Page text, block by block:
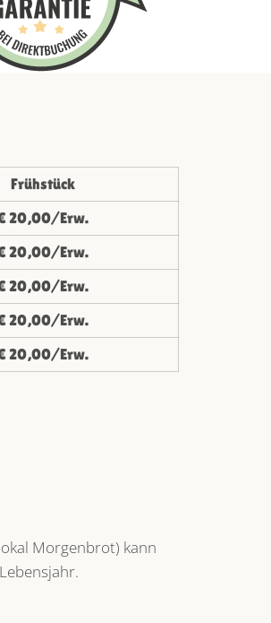
Frühstück
20,00/Erw.
20,00/Erw.
20,00/Erw.
20,00/Erw.
20,00/Erw.
Morgenbrot) kann